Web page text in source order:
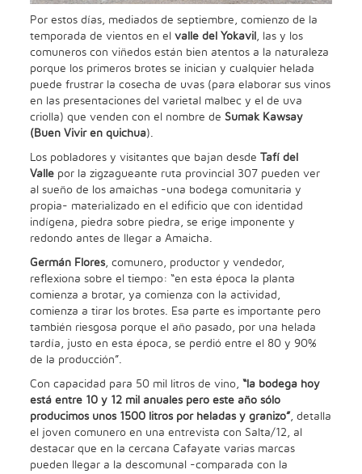
Por estos días, mediados de septiembre, comienzo de la
temporada de vientos en elvalle del Yokavil , las y los
comuneros con viñedos están bien atentos a la naturaleza
porque los primeros brotes se inician y cualquier helada
puede frustrar la cosecha de uvas (para elaborar sus vinos
en las presentaciones del varietal malbec y el de uva
criolla) que venden con el nombre de Sumak Kawsay
(Buen Vivir en quichua).
Los pobladores y visitantes que bajan desde Tafí del
Valle por la zigzagueante ruta provincial 307 pueden ver
al sueño de los amaichas -una bodega comunitaria y
propia- materializado en el edificio que con identidad
indígena, piedra sobre piedra, se erige imponente y
redondo antes de llegar a Amaicha.
Germán Flores, comunero, productor y vendedor,
reflexiona sobre el tiempo: “en esta época la planta
comienza a brotar, ya comienza con la actividad,
comienza a tirar los brotes. Esa parte es importante pero
también riesgosa porque el año pasado, por una helada
tardía, justo en esta época, se perdió entre el 80 y 90%
de la producción”.
Con capacidad para 50 mil litros de vino, “la bodega hoy
está entre 10 y 12 mil anuales pero este año sólo
producimos unos 1500 litros por heladas y granizo”, detalla
el joven comunero en una entrevista con Salta/12, al
destacar que en la cercana Cafayate varias marcas
pueden llegar a la descomunal -comparada con la